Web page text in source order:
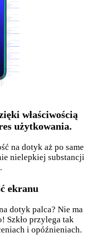
właściwością
użytkowania.
na dotyk aż po same
nielepkiej substancji
ekranu
dotyk palca? Nie ma
Szkło przylega tak
i opóźnieniach.